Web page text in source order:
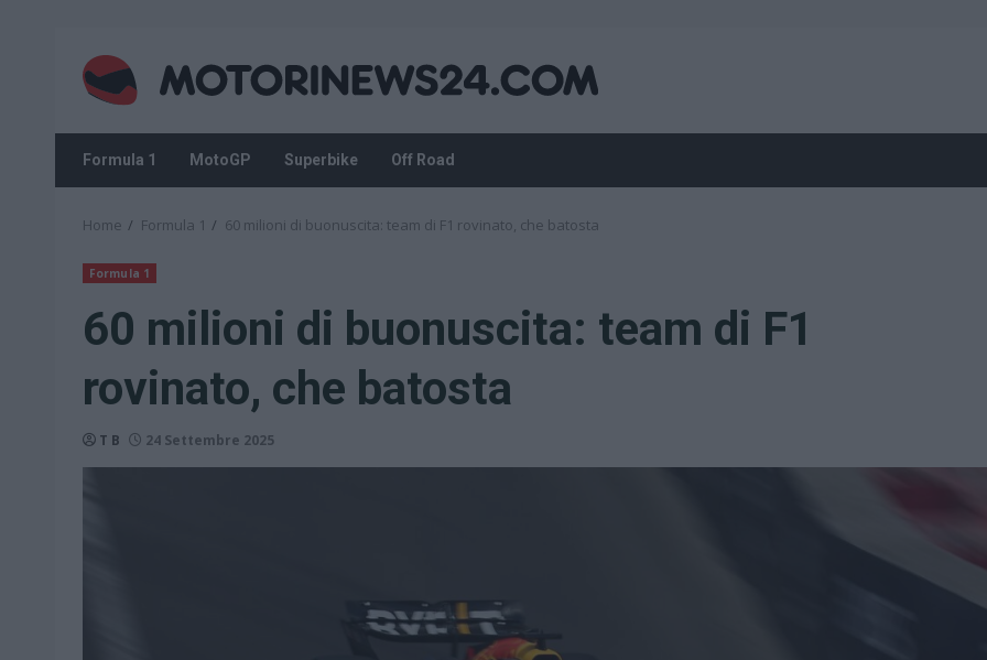
content
Formula 1 MotoGP Superbike Off Road
Home Formula 1 60 milioni di buonuscita: team di F1 rovinato, che batosta
Formula 1
60 milioni di buonuscita: team di F1
rovinato, che batosta
T B 24 Settembre 2025